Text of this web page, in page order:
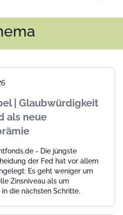
| Glaubwürdigkeit
als neue
- Die jüngste
der Fed hat vor allem
Es geht weniger um
Zinsniveau als um
in die nächsten Schritte.